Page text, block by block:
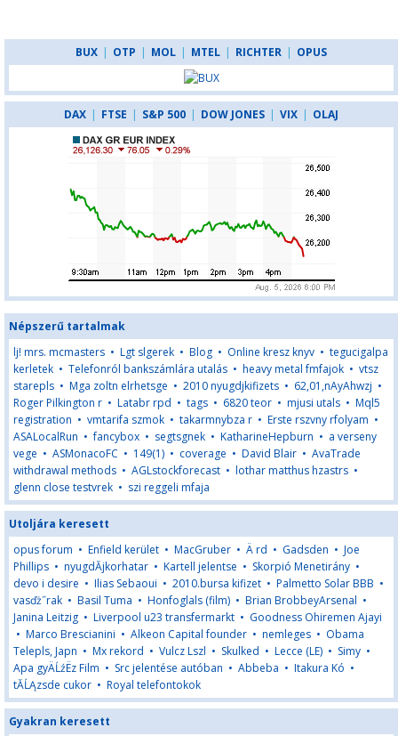
BUX | OTP | MOL | MTEL | RICHTER | OPUS
DAX | FTSE | S&P 500 | DOW JONES | VIX | OLAJ
Népszerű tartalmak
lj! mrs. mcmasters • Lgt slgerek • Blog • Online kresz knyv • tegucigalpa
kerletek • Telefonról bankszámlára utalás • heavy metal fmfajok • vtsz
starepls • Mga zoltn elrhetsge • 2010 nyugdjkifizets • 62,01,nAyAhwzj •
Roger Pilkington r • Latabr rpd • tags • 6820 teor • mjusi utals • Mql5
registration • vmtarifa szmok • takarmnybza r • Erste rszvny rfolyam •
ASALocalRun •fancybox • segtsgnek • KatharineHepburn • a verseny
vege • ASMonacoFC • 149(1) • coverage • David Blair • AvaTrade
withdrawal methods • AGLstockforecast • lothar matthus hzastrs •
glenn close testvrek • szi reggeli mfaja
Utoljára keresett
opus forum • Enfield kerület • MacGruber • Ä rd • Gadsden • Joe
Phillips • nyugdĂ­jkorhatar • Kartell jelentse • Skorpió Menetirány •
devo i desire • Ilias Sebaoui • 2010.bursa kifizet • Palmetto Solar BBB •
vasďż˝rak • Basil Tuma • Honfoglals (film) • Brian BrobbeyArsenal •
Janina Leitzig • Liverpool u23 transfermarkt • Goodness Ohiremen Ajayi
• Marco Brescianini • Alkeon Capital founder • nemleges • Obama
Telepls, Japn • Mx rekord • Vulcz Lszl • Skulked • Lecce (LE) • Simy •
Apa gyÄĹźËz Film • Src jelentése autóban • Abbeba • Itakura Kó •
tĂĹĄzsde cukor • Royal telefontokok
Gyakran keresett